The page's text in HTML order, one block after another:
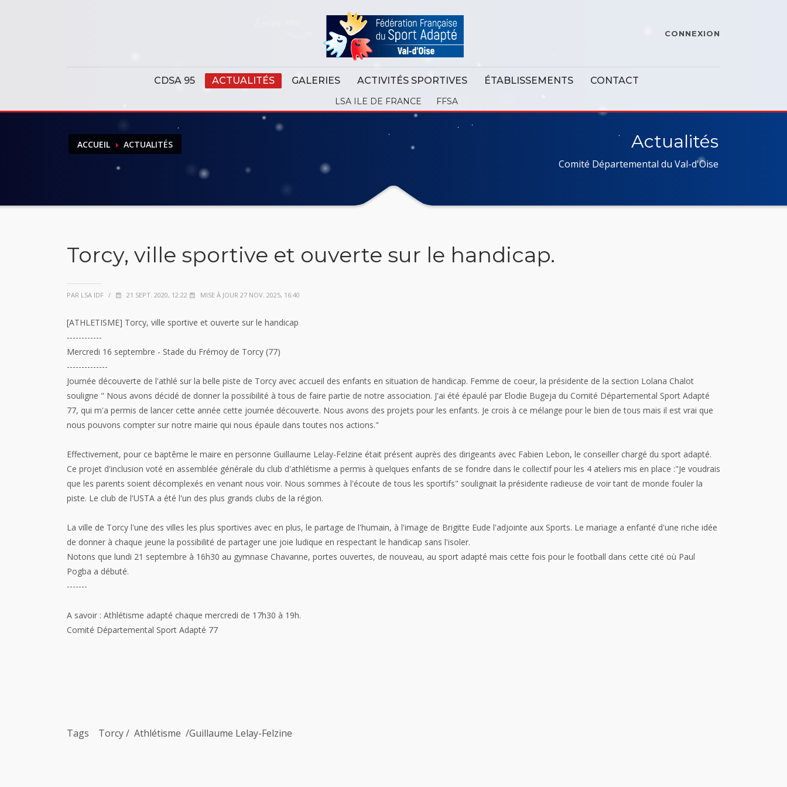
CONNEXION
CDSA 95 ACTUALITÉS GALERIES ACTIVITÉS SPORTIVES ÉTABLISSEMENTS CONTACT
LSA ILE DE FRANCE FFSA
ACCUEIL ACTUALITÉS Actualités
Comité Départemental du Val-d'Oise
Torcy, ville sportive et ouverte sur le handicap.
PAR LSA IDF / 21 SEPT. 2020, 12:22 MISE À JOUR 27 NOV. 2025, 16:40
[ATHLETISME] Torcy, ville sportive et ouverte sur le handicap
------------
Mercredi 16 septembre - Stade du Frémoy de Torcy (77)
--------------
Journée découverte de l'athlé sur la belle piste de Torcy avec accueil des enfants en situation de handicap. Femme de coeur, la présidente de la section Lolana Chalot
souligne " Nous avons décidé de donner la possibilité à tous de faire partie de notre association. J'ai été épaulé par Elodie Bugeja du Comité Départemental Sport Adapté
77, qui m'a permis de lancer cette année cette journée découverte. Nous avons des projets pour les enfants. Je crois à ce mélange pour le bien de tous mais il est vrai que
nous pouvons compter sur notre mairie qui nous épaule dans toutes nos actions."
Effectivement, pour ce baptême le maire en personne Guillaume Lelay-Felzine était présent auprès des dirigeants avec Fabien Lebon, le conseiller chargé du sport adapté.
Ce projet d'inclusion voté en assemblée générale du club d'athlétisme a permis à quelques enfants de se fondre dans le collectif pour les 4 ateliers mis en place :"Je voudrais
que les parents soient décomplexés en venant nous voir. Nous sommes à l'écoute de tous les sportifs" soulignait la présidente radieuse de voir tant de monde fouler la
piste. Le club de l'USTA a été l'un des plus grands clubs de la région.
La ville de Torcy l'une des villes les plus sportives avec en plus, le partage de l'humain, à l'image de Brigitte Eude l'adjointe aux Sports. Le mariage a enfanté d'une riche idée
de donner à chaque jeune la possibilité de partager une joie ludique en respectant le handicap sans l'isoler.
Notons que lundi 21 septembre à 16h30 au gymnase Chavanne, portes ouvertes, de nouveau, au sport adapté mais cette fois pour le football dans cette cité où Paul
Pogba a débuté.
-------
A savoir : Athlétisme adapté chaque mercredi de 17h30 à 19h.
Comité Départemental Sport Adapté 77
Tags Torcy / Athlétisme /Guillaume Lelay-Felzine